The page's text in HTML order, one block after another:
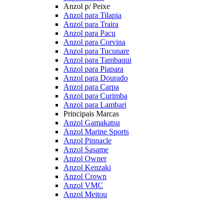
Anzol p/ Peixe
Anzol para Tilapia
Anzol para Traira
Anzol para Pacu
Anzol para Corvina
Anzol para Tucunare
Anzol para Tambaqui
Anzol para Piapara
Anzol para Dourado
Anzol para Carpa
Anzol para Curimba
Anzol para Lambari
Principais Marcas
Anzol Gamakatsu
Anzol Marine Sports
Anzol Pinnacle
Anzol Sasame
Anzol Owner
Anzol Kenzaki
Anzol Crown
Anzol VMC
Anzol Meitou